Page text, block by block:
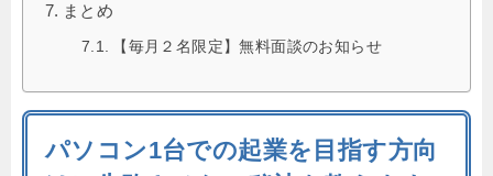
まとめ
【毎月２名限定】無料面談のお知らせ
パソコン1台での起業を目指す方向